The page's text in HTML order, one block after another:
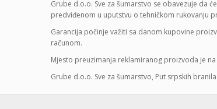
Grube d.o.o. Sve za šumarstvo se obavezuje da
predviđenom u uputstvu o tehničkom rukovanju
Garancija počinje važiti sa danom kupovine
računom.
Mjesto preuzimanja reklamiranog proizvoda je
Grube d.o.o. Sve za šumarstvo, Put srpskih